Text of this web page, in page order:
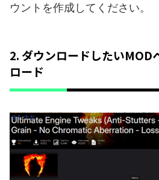
ウントを作成してください。
2. ダウンロードしたいMOD
ロード